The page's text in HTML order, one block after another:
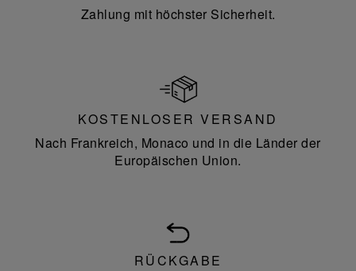
Zahlung mit höchster Sicherheit.
KOSTENLOSER VERSAND
Nach Frankreich, Monaco und in die Länder der
Europäischen Union.
RÜCKGABE